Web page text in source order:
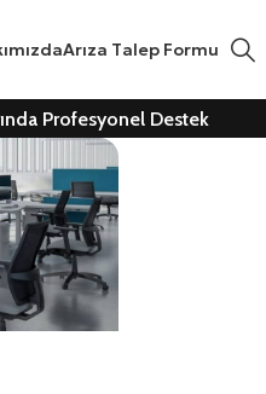
Arıza Talep Formu
Profesyonel Destek